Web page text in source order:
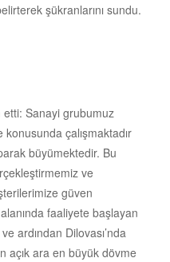
şükranlarını sundu.
Sanayi grubumuz
konusunda çalışmaktadır
büyümektedir. Bu
ve
güven
faaliyete başlayan
ve ardından Dilovası’nda
açık ara en büyük dövme